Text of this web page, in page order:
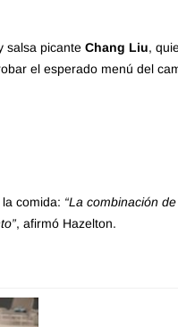
salsa picante Chang Liu,
el esperado menú del
comida: “La combinación
, afirmó Hazelton.